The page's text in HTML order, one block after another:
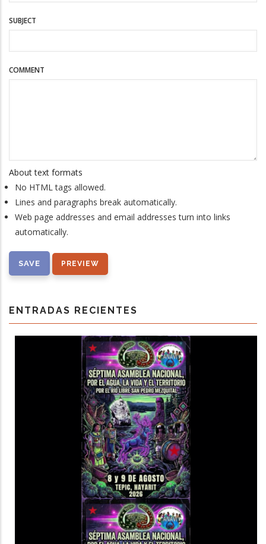
SUBJECT
COMMENT
About text formats
No HTML tags allowed.
Lines and paragraphs break automatically.
Web page addresses and email addresses turn into links
automatically.
ENTRADAS RECIENTES